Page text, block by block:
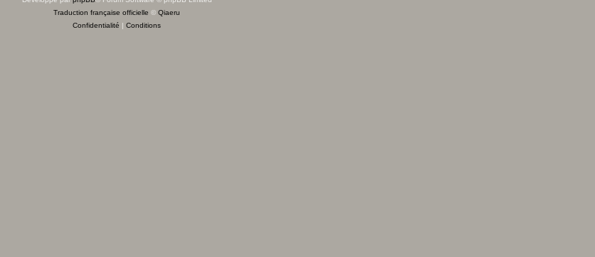
Traduction française officielle © Qiaeru
Confidentialité | Conditions